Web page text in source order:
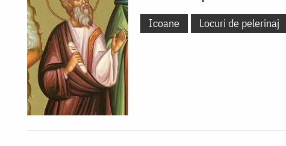
Icoane Locuri de pelerinaj